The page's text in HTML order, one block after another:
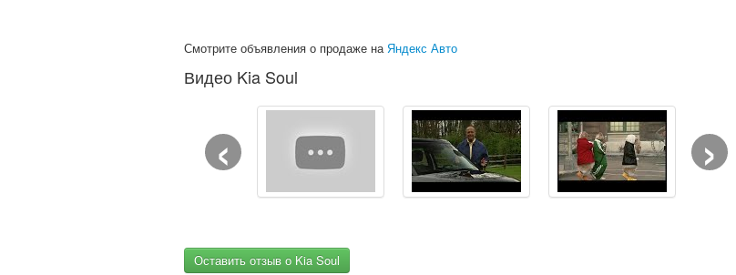
Смотрите объявления о продаже наЯндекс Авто
Видео Kia Soul
‹ ›
Оставить отзыв о Kia Soul